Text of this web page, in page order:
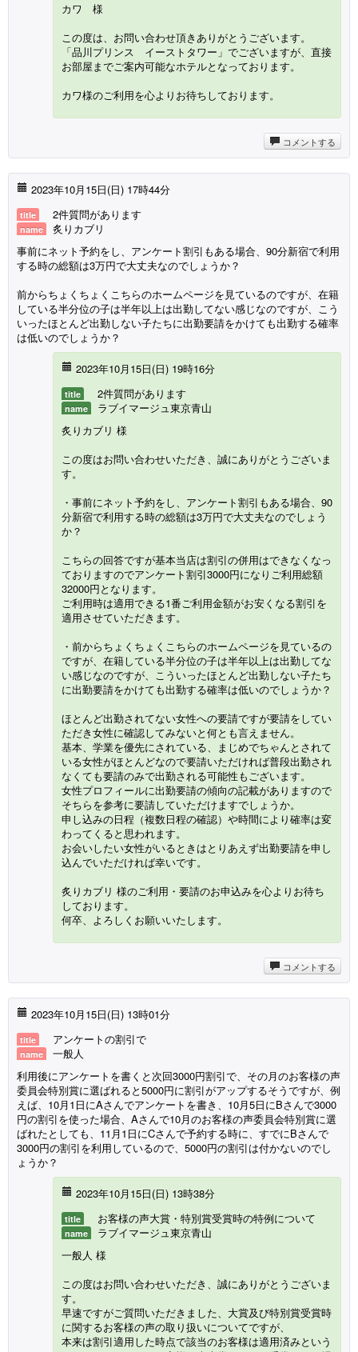
カワ 様
この度は、お問い合わせ頂きありがとうございます。
「品川プリンス イーストタワー」でございますが、直接
お部屋までご案内可能なホテルとなっております。
カワ様のご利用を心よりお待ちしております。
コメントする
2023年10月15日(日) 17時44分
title 2件質問があります
name
炙りカブリ
事前にネット予約をし、アンケート割引もある場合、90分新宿で利用
する時の総額は3万円で大丈夫なのでしょうか？
前からちょくちょくこちらのホームページを見ているのですが、在籍
している半分位の子は半年以上は出勤してない感じなのですが、こう
いったほとんど出勤しない子たちに出勤要請をかけても出勤する確率
は低いのでしょうか？
2023年10月15日(日) 19時16分
title 2件質問があります
name
ラブイマージュ東京青山
炙りカブリ 様
この度はお問い合わせいただき、誠にありがとうございま
す。
・事前にネット予約をし、アンケート割引もある場合、90
分新宿で利用する時の総額は3万円で大丈夫なのでしょう
か？
こちらの回答ですが基本当店は割引の併用はできなくなっ
ておりますのでアンケート割引3000円になりご利用総額
32000円となります。
ご利用時は適用できる1番ご利用金額がお安くなる割引を
適用させていただきます。
・前からちょくちょくこちらのホームページを見ているの
ですが、在籍している半分位の子は半年以上は出勤してな
い感じなのですが、こういったほとんど出勤しない子たち
に出勤要請をかけても出勤する確率は低いのでしょうか？
ほとんど出勤されてない女性への要請ですが要請をしてい
ただき女性に確認してみないと何とも言えません。
基本、学業を優先にされている、まじめでちゃんとされて
いる女性がほとんどなので要請いただければ普段出勤され
なくても要請のみで出勤される可能性もございます。
女性プロフィールに出勤要請の傾向の記載がありますので
そちらを参考に要請していただけますでしょうか。
申し込みの日程（複数日程の確認）や時間により確率は変
わってくると思われます。
お会いしたい女性がいるときはとりあえず出勤要請を申し
込んでいただければ幸いです。
炙りカブリ 様のご利用・要請のお申込みを心よりお待ち
しております。
何卒、よろしくお願いいたします。
コメントする
2023年10月15日(日) 13時01分
title アンケートの割引で
name
一般人
利用後にアンケートを書くと次回3000円割引で、その月のお客様の声
委員会特別賞に選ばれると5000円に割引がアップするそうですが、例
えば、10月1日にAさんでアンケートを書き、10月5日にBさんで3000
円の割引を使った場合、Aさんで10月のお客様の声委員会特別賞に選
ばれたとしても、11月1日にCさんで予約する時に、すでにBさんで
3000円の割引を利用しているので、5000円の割引は付かないのでし
ょうか？
2023年10月15日(日) 13時38分
title お客様の声大賞・特別賞受賞時の特例について
name
ラブイマージュ東京青山
一般人 様
この度はお問い合わせいただき、誠にありがとうございま
す。
早速ですがご質問いただきました、大賞及び特別賞受賞時
に関するお客様の声の取り扱いについてですが、
本来は割引適用した時点で該当のお客様は適用済みという